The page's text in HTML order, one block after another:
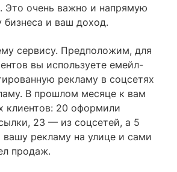
Это очень важно и напрямую
бизнеса и ваш доход.
сервису. Предположим, для
вы используете емейл-
рекламу в соцсетях
В прошлом месяце к вам
клиентов: 20 оформили
23 — из соцсетей, а 5
вашу рекламу на улице и сами
продаж.